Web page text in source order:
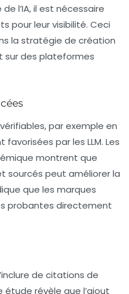
l’IA, il est nécessaire
pour leur visibilité. Ceci
la stratégie de création
sur des plateformes
par exemple en
favorisées par les LLM. Les
montrent que
sourcés peut améliorer la
que les marques
probantes directement
de citations de
étude révèle que l’ajout